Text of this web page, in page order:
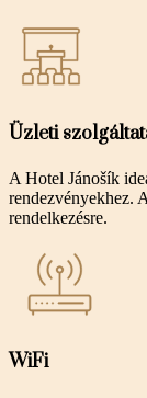
Üzleti
A Hotel Jánošík
rendezvényekhez.
rendelkezésre.
WiFi